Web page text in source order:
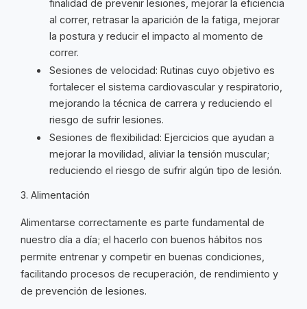
finalidad de prevenir lesiones, mejorar la eficiencia
al correr, retrasar la aparición de la fatiga, mejorar
la postura y reducir el impacto al momento de
correr.
Sesiones de velocidad: Rutinas cuyo objetivo es
fortalecer el sistema cardiovascular y respiratorio,
mejorando la técnica de carrera y reduciendo el
riesgo de sufrir lesiones.
Sesiones de flexibilidad: Ejercicios que ayudan a
mejorar la movilidad, aliviar la tensión muscular;
reduciendo el riesgo de sufrir algún tipo de lesión.
3. Alimentación
Alimentarse correctamente es parte fundamental de
nuestro día a día; el hacerlo con buenos hábitos nos
permite entrenar y competir en buenas condiciones,
facilitando procesos de recuperación, de rendimiento y
de prevención de lesiones.